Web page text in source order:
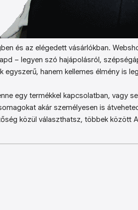
és az elégedett vásárlókban.
– legyen szó hajápolásról,
egyszerű, hanem kellemes élmény is
egy termékkel kapcsolatban, vagy
akár személyesen is
közül választhatsz, többek között